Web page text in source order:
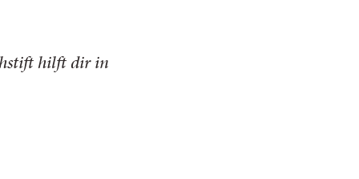
hilft dir in